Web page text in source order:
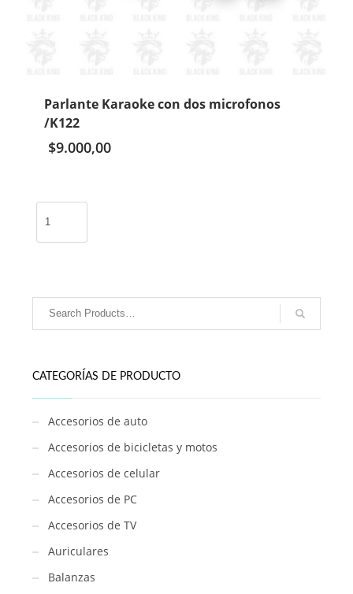
Parlante Karaoke con dos microfonos
/K122
$9.000,00
Karaoke
con
/K122
cantidad
CATEGORÍAS DE PRODUCTO
Accesorios de auto
Accesorios de bicicletas y motos
Accesorios de celular
Accesorios de PC
Accesorios de TV
Auriculares
Balanzas